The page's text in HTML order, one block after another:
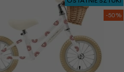
-50%